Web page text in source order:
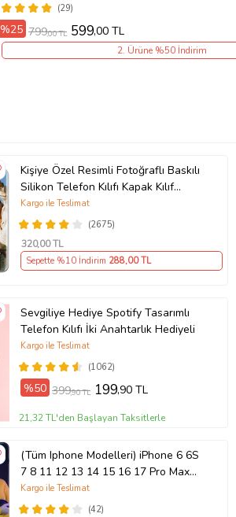
(29)
%25 799,00 TL 599,00 TL
2. Ürüne %50 İndirim
Kişiye Özel Resimli Fotoğraflı Baskılı
Silikon Telefon Kılıfı Kapak Kılıf
(Telefon Modelleri Açıklamada)
(2675)
Kargo ile Teslimat
320,00 TL
Sepette %10 İndirim 288,00 TL
Sevgiliye Hediye Spotify Tasarımlı
Telefon Kılıfı İki Anahtarlık Hediyeli
(1062)
Kargo ile Teslimat
%50 399,90 TL 199,90 TL
21,32 TL'den Başlayan Taksitlerle
(Tüm Iphone Modelleri) iPhone 6 6S
7 8 11 12 13 14 15 16 17 Pro Max
Plus Mini Kişiye Özel Resimli
Fotoğraflı Kılıf(42)
Kargo ile Teslimat